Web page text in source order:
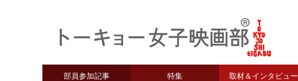
部員参加記事 特集 取材＆インタビュー